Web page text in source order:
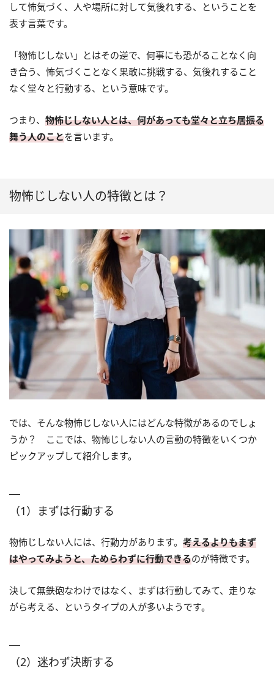
して怖気づく、人や場所に対して気後れする、ということを
表す言葉です。
「物怖じしない」とはその逆で、何事にも恐がることなく向
き合う、怖気づくことなく果敢に挑戦する、気後れすること
なく堂々と行動する、という意味です。
つまり、 物怖じしない人とは、何があっても堂々と立ち居振る
舞う人のことを言います。
物怖じしない人の特徴とは？
では、そんな物怖じしない人にはどんな特徴があるのでしょ
うか？ ここでは、物怖じしない人の言動の特徴をいくつか
ピックアップして紹介します。
（1）まずは行動する
物怖じしない人には、行動力があります。 考えるよりもまず
はやってみようと、ためらわずに行動できるのが特徴です。
決して無鉄砲なわけではなく、まずは行動してみて、走りな
がら考える、というタイプの人が多いようです。
（2）迷わず決断する